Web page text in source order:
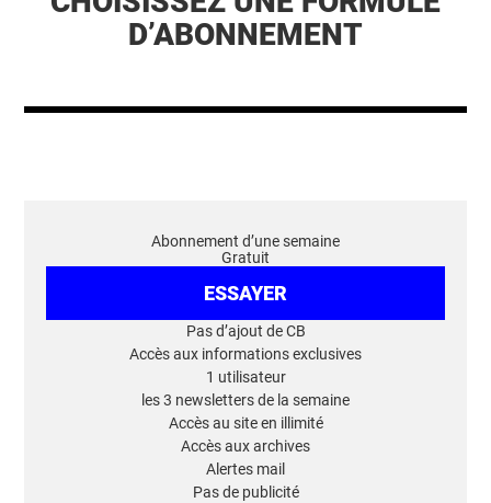
D’ABONNEMENT
Abonnement d’une semaine
Gratuit
ESSAYER
Pas d’ajout de CB
Accès aux informations exclusives
1 utilisateur
les 3 newsletters de la semaine
Accès au site en illimité
Accès aux archives
Alertes mail
Pas de publicité